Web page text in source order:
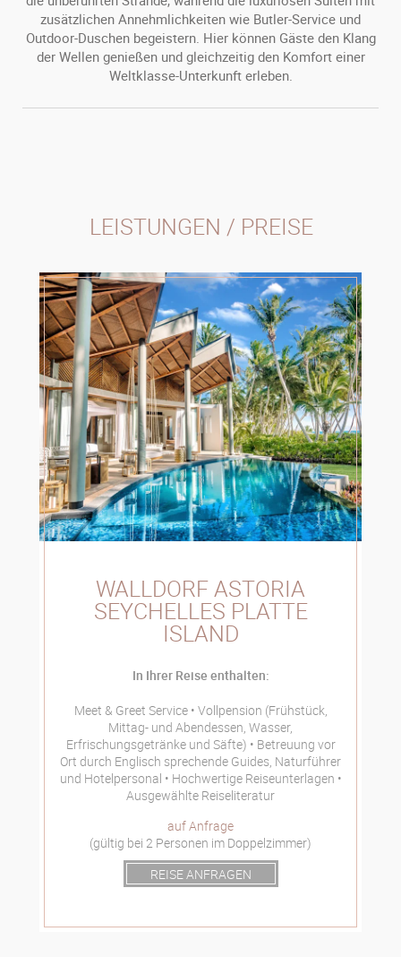
zusätzlichen Annehmlichkeiten wie Butler-Service und
Outdoor-Duschen begeistern. Hier können Gäste den Klang
der Wellen genießen und gleichzeitig den Komfort einer
Weltklasse-Unterkunft erleben.
LEISTUNGEN / PREISE
WALLDORF ASTORIA
SEYCHELLES PLATTE
ISLAND
In Ihrer Reise enthalten:
Meet & Greet Service
Vollpension (Frühstück,
Mittag- und Abendessen, Wasser,
Erfrischungsgetränke und Säfte)
Betreuung vor
Ort durch Englisch sprechende Guides, Naturführer
und Hotelpersonal
Hochwertige Reiseunterlagen
Ausgewählte Reiseliteratur
auf Anfrage
(gültig bei 2 Personen im Doppelzimmer)
REISE ANFRAGEN